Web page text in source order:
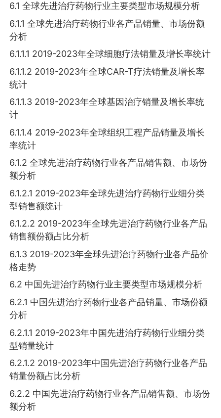
6.1 全球先进治疗药物行业主要类型市场规模分析
6.1.1 全球先进治疗药物行业各产品销量、市场份额
分析
6.1.1.1 2019-2023年全球细胞疗法销量及增长率统计
6.1.1.2 2019-2023年全球CAR-T疗法销量及增长率
统计
6.1.1.3 2019-2023年全球基因治疗销量及增长率统
计
6.1.1.4 2019-2023年全球组织工程产品销量及增长
率统计
6.1.2 全球先进治疗药物行业各产品销售额、市场份
额分析
6.1.2.1 2019-2023年全球先进治疗药物行业细分类
型销售额统计
6.1.2.2 2019-2023年全球先进治疗药物行业各产品
销售额份额占比分析
6.1.3 2019-2023年全球先进治疗药物行业各产品价
格走势
6.2 中国先进治疗药物行业主要类型市场规模分析
6.2.1 中国先进治疗药物行业各产品销量、市场份额
分析
6.2.1.1 2019-2023年中国先进治疗药物行业细分类
型销量统计
6.2.1.2 2019-2023年中国先进治疗药物行业各产品
销量份额占比分析
6.2.2 中国先进治疗药物行业各产品销售额、市场份
额分析